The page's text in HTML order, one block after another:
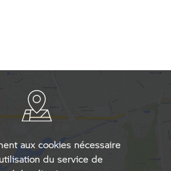
aux cookies nécessaire
du service de